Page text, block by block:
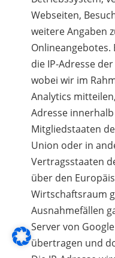
Webseiten,
weitere Angaben
Onlineangebotes.
die IP-Adresse
wobei wir im
Analytics
Adresse
Mitgliedstaaten
Union oder in
Vertragsstaaten
über den
Wirtschaftsraum
Ausnahmefällen
Server von
übertragen und